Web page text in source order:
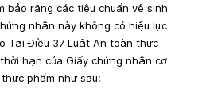
bảo rằng các tiêu chuẩn vệ sinh
nhận này không có hiệu lực
Tại Điều 37 Luật An toàn thực
hạn của Giấy chứng nhận cơ
phẩm như sau: